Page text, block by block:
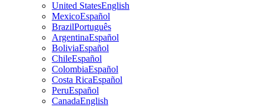
United StatesEnglish
MexicoEspañol
BrazilPortuguês
ArgentinaEspañol
BoliviaEspañol
ChileEspañol
ColombiaEspañol
Costa RicaEspañol
PeruEspañol
CanadaEnglish